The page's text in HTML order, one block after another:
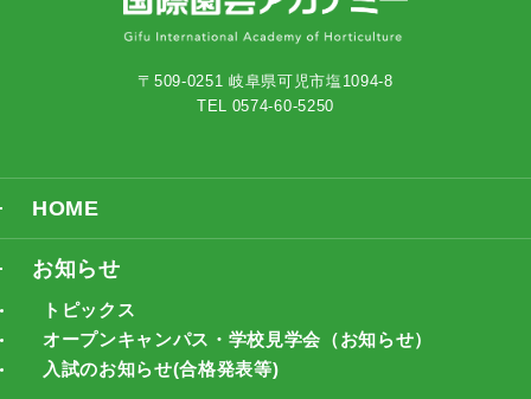
〒509-0251 岐阜県可児市塩1094-8
TEL 0574-60-5250
HOME
お知らせ
トピックス
オープンキャンパス・学校見学会（お知らせ）
入試のお知らせ(合格発表等)